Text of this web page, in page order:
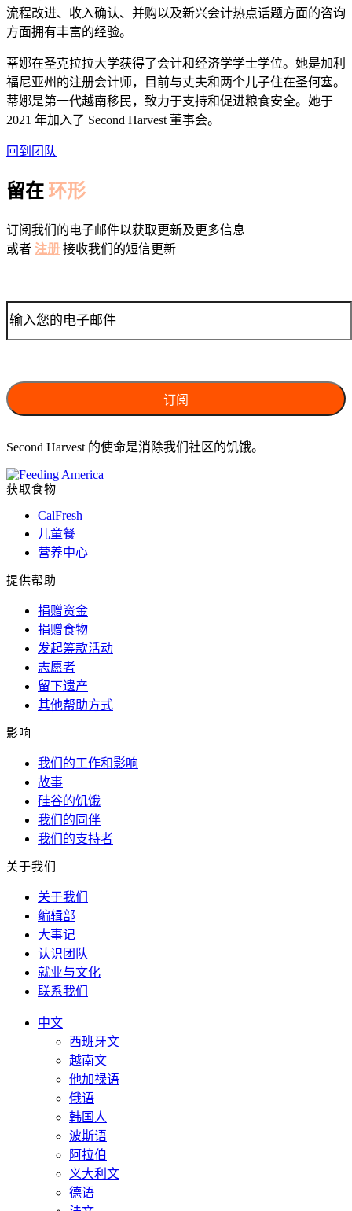
流程改进、收入确认、并购以及新兴会计热点话题方面的咨询
方面拥有丰富的经验。
蒂娜在圣克拉拉大学获得了会计和经济学学士学位。她是加利
福尼亚州的注册会计师，目前与丈夫和两个儿子住在圣何塞。
蒂娜是第一代越南移民，致力于支持和促进粮食安全。她于
2021 年加入了 Second Harvest 董事会。
回到团队
留在 环形
订阅我们的电子邮件以获取更新及更多信息
或者 注册 接收我们的短信更新
Second Harvest 的使命是消除我们社区的饥饿。
获取食物
CalFresh
儿童餐
营养中心
提供帮助
捐赠资金
捐赠食物
发起筹款活动
志愿者
留下遗产
其他帮助方式
影响
我们的工作和影响
故事
硅谷的饥饿
我们的同伴
我们的支持者
关于我们
关于我们
编辑部
大事记
认识团队
就业与文化
联系我们
中文
西班牙文
越南文
他加禄语
俄语
韩国人
波斯语
阿拉伯
义大利文
德语